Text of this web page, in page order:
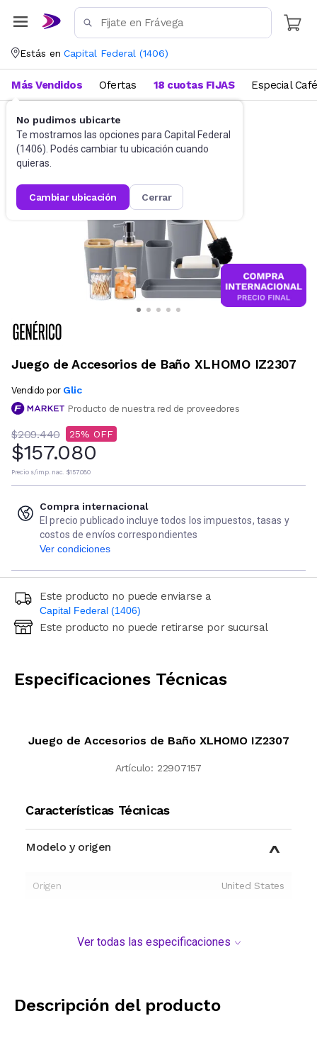
Estás en Capital Federal (1406)
No pudimos ubicarte
Te mostramos las opciones para Capital Federal
(1406). Podés cambiar tu ubicación cuando
quieras.
cambiar ubicación cerrar
Más Vendidos Ofertas 18 cuotas FIJAS Especial Café
Hogar
Juego de Accesorios de Baño XLHOMO IZ2307
Vendido por Glic
Producto de nuestra red de proveedores
$209.440 25
$157.080
Precio s/imp. nac. $157.080
Compra internacional
El precio publicado incluye todos los impuestos, tasas y
costos de envíos correspondientes
Ver condiciones
Este producto no puede enviarse a
Capital Federal (1406)
Ingresá código postal (sólo números)
Este producto no puede retirarse por sucursal
Especificaciones Técnicas
Juego de Accesorios de Baño XLHOMO IZ2307
Artículo: 22907157
Características Técnicas
Modelo y origen
Origen United States
Ver todas las especificaciones
Descripción del producto